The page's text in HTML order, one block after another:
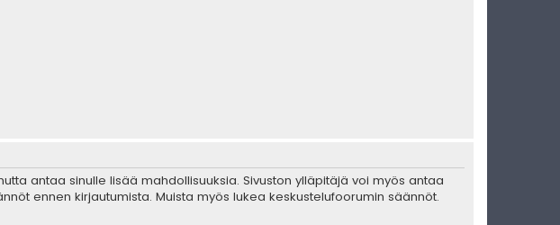
antaa sinulle lisää mahdollisuuksia. Sivuston ylläpitäjä voi myös antaa
ennen kirjautumista. Muista myös lukea keskustelufoorumin säännöt.